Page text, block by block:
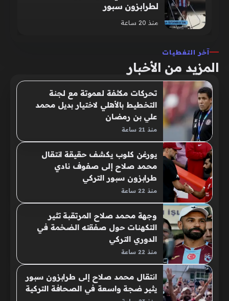
لطرابزون سبور
منذ 20 ساعة
آخر التغطيات
المزيد من الأخبار
تحركات مكثفة لعموتة مع لجنة
التخطيط بالأهلي لاختيار بديل محمد
علي بن رمضان
منذ 21 ساعة
يورغن كلوب يكشف حقيقة انتقال
محمد صلاح إلى صفوف نادي
طرابزون سبور التركي
منذ 22 ساعة
وجهة محمد صلاح المرتقبة تثير
التكهنات حول صفقته الضخمة في
الدوري التركي
منذ 22 ساعة
انتقال محمد صلاح إلى طرابزون سبور
يثير ضجة واسعة في الصحافة التركية